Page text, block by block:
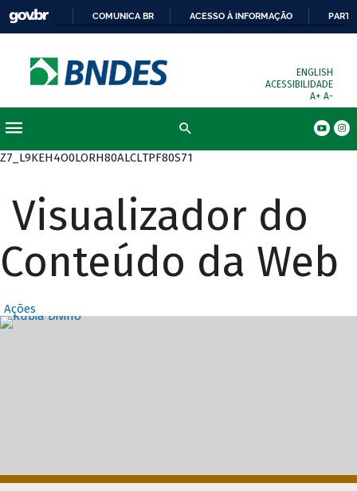
COMUNICA BR ACESSO À INFORMAÇÃO
ENGLISH
ACESSIBILIDADE
A+ A-
Z7_L9KEH4O0LORH80ALCLTPF80S71
Visualizador do
Conteúdo da Web
Ações
Destaques